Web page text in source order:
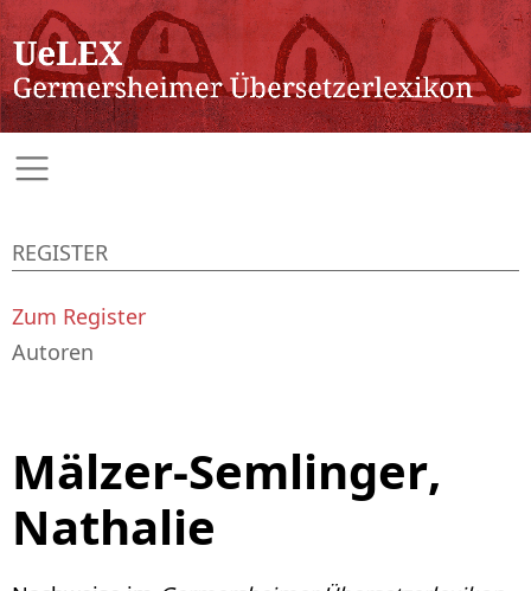
Mälzer-Semlinger,
Nathalie
REGISTER
Zum Register
Autoren